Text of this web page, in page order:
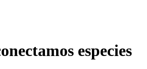
especies